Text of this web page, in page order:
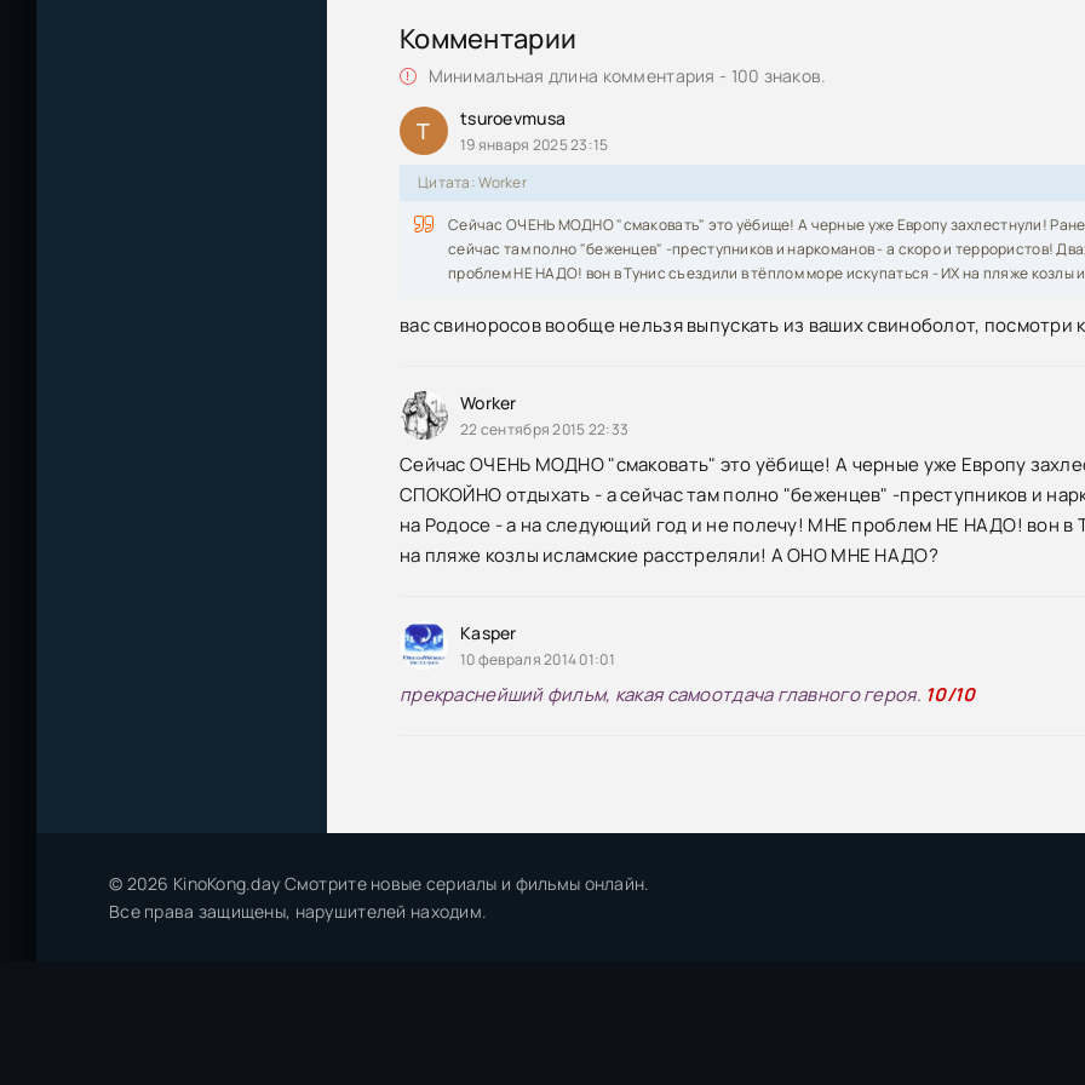
Отель Руанда / Hotel Rwanda (2004) HDTVRip 1080p от HDReactor
Отель «Руанда» / Hotel Rwanda (2004) BDRip от HQCLUB
Отель Руанда / Hotel Rwanda (2004) DVDRip от HQ-ViDEO
Комментарии
Минимальная длина комментария - 100 знаков.
T tsuroevmusa
19 января 2025 23:15
Цитата: Worker
Сейчас ОЧЕНЬ МОДНО "смаковать" это уёбище! А черные уже Европу захлестнули!
сейчас там полно "беженцев" -преступников и наркоманов - а скоро и террористов!
проблем НЕ НАДО! вон в Тунис съездили в тёплом море искупаться - ИХ на пляже
вас свиноросов вообще нельзя выпускать из ваших свиноболот, посмотри
Worker
22 сентября 2015 22:33
Сейчас ОЧЕНЬ МОДНО "смаковать" это уёбище! А черные уже Европу
СПОКОЙНО отдыхать - а сейчас там полно "беженцев" -преступников и
на Родосе - а на следующий год и не полечу! МНЕ проблем НЕ НАДО! вон в
на пляже козлы исламские расстреляли! А ОНО МНЕ НАДО?
Kasper
10 февраля 2014 01:01
прекраснейший фильм, какая самоотдача главного героя. 10/10
© 2026 KinoKong.day Смотрите новые сериалы и фильмы онлайн.
Все права защищены, нарушителей находим.